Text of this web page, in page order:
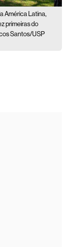
América Latina,
primeiras do
Santos/USP